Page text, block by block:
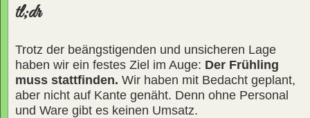
tl;dr
Trotz der beängstigenden und unsicheren Lage
haben wir ein festes Ziel im Auge: Der Frühling
muss stattfinden. Wir haben mit Bedacht geplant,
aber nicht auf Kante genäht. Denn ohne Personal
und Ware gibt es keinen Umsatz.